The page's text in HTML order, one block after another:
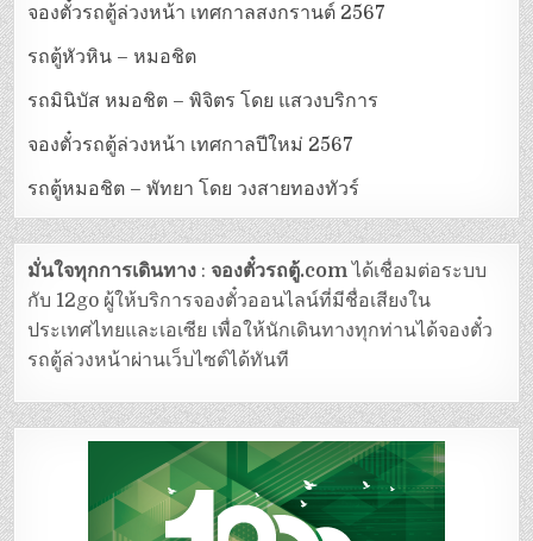
จองตั๋วรถตู้ล่วงหน้า เทศกาลสงกรานต์ 2567
รถตู้หัวหิน – หมอชิต
รถมินิบัส หมอชิต – พิจิตร โดย แสวงบริการ
จองตั๋วรถตู้ล่วงหน้า เทศกาลปีใหม่ 2567
รถตู้หมอชิต – พัทยา โดย วงสายทองทัวร์
มั่นใจทุกการเดินทาง :จองตั๋วรถตู้.comได้เชื่อมต่อระบบ
กับ 12go ผู้ให้บริการจองตั๋วออนไลน์ที่มีชื่อเสียงใน
ประเทศไทยและเอเซีย เพื่อให้นักเดินทางทุกท่านได้จองตั๋ว
รถตู้ล่วงหน้าผ่านเว็บไซต์ได้ทันที